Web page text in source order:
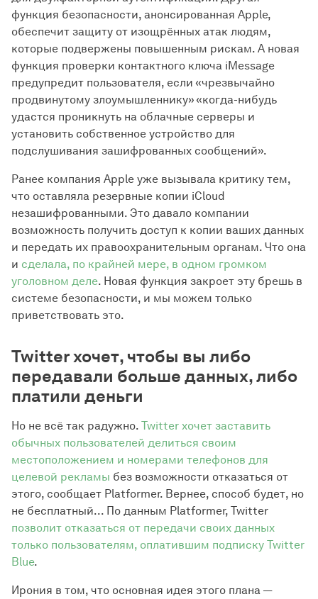
функция безопасности, анонсированная Apple,
обеспечит защиту от изощрённых атак людям,
которые подвержены повышенным рискам. А новая
функция проверки контактного ключа iMessage
предупредит пользователя, если «чрезвычайно
продвинутому злоумышленнику» «когда-нибудь
удастся проникнуть на облачные серверы и
установить собственное устройство для
подслушивания зашифрованных сообщений».
Ранее компания Apple уже вызывала критику тем,
что оставляла резервные копии iCloud
незашифрованными. Это давало компании
возможность получить доступ к копии ваших данных
и передать их правоохранительным органам. Что она
и сделала, по крайней мере, в одном громком
уголовном деле. Новая функция закроет эту брешь в
системе безопасности, и мы можем только
приветствовать это.
Twitter хочет, чтобы вы либо
передавали больше данных, либо
платили деньги
Но не всё так радужно. Twitter хочет заставить
обычных пользователей делиться своим
местоположением и номерами телефонов для
целевой рекламы без возможности отказаться от
этого, сообщает Platformer. Вернее, способ будет, но
не бесплатный... По данным Platformer, Twitter
позволит отказаться от передачи своих данных
только пользователям, оплатившим подписку Twitter
Blue.
Ирония в том, что основная идея этого плана —